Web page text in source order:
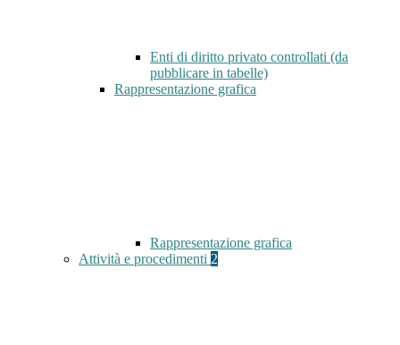
Enti di diritto privato controllati (da
pubblicare in tabelle)
Rappresentazione grafica
Rappresentazione grafica
Attività e procedimenti 2